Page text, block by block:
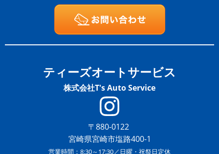
ティーズオートサービス
株式会社T's Auto Service
〒880-0122
宮崎県宮崎市塩路400-1
営業時間：8:30～17:30／日曜・祝祭日定休